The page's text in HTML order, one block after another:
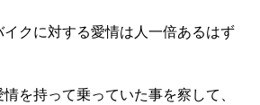
クに対する愛情は人一倍あるはず
を持って乗っていた事を察して、